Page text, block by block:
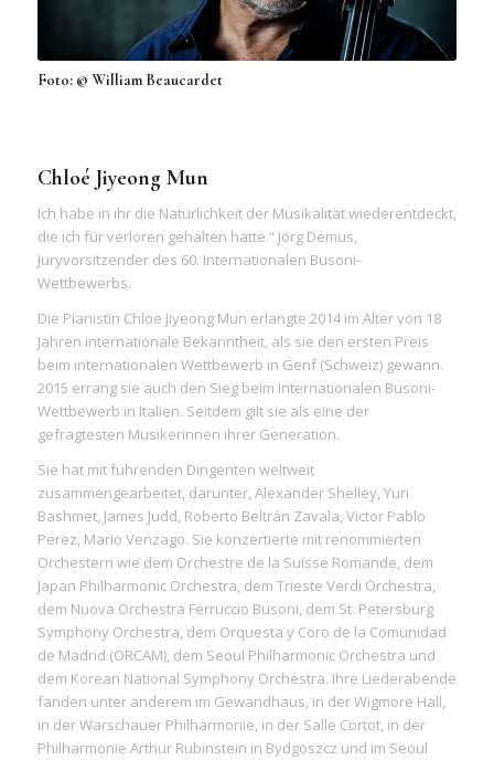
Foto: © William Beaucardet
Chloé Jiyeong Mun
Ich habe in ihr die Natürlichkeit der Musikalität wiederentdeckt,
die ich für verloren gehalten hatte.“ Jörg Demus,
Juryvorsitzender des 60. Internationalen Busoni-
Wettbewerbs.
Die Pianistin Chloe Jiyeong Mun erlangte 2014 im Alter von 18
Jahren internationale Bekanntheit, als sie den ersten Preis
beim internationalen Wettbewerb in Genf (Schweiz) gewann.
2015 errang sie auch den Sieg beim Internationalen Busoni-
Wettbewerb in Italien. Seitdem gilt sie als eine der
gefragtesten Musikerinnen ihrer Generation.
Sie hat mit führenden Dirigenten weltweit
zusammengearbeitet, darunter, Alexander Shelley, Yuri
Bashmet, James Judd, Roberto Beltrán Zavala, Victor Pablo
Perez, Mario Venzago. Sie konzertierte mit renommierten
Orchestern wie dem Orchestre de la Suisse Romande, dem
Japan Philharmonic Orchestra, dem Trieste Verdi Orchestra,
dem Nuova Orchestra Ferruccio Busoni, dem St. Petersburg
Symphony Orchestra, dem Orquesta y Coro de la Comunidad
de Madrid (ORCAM), dem Seoul Philharmonic Orchestra und
dem Korean National Symphony Orchestra. Ihre Liederabende
fanden unter anderem im Gewandhaus, in der Wigmore Hall,
in der Warschauer Philharmonie, in der Salle Cortot, in der
Philharmonie Arthur Rubinstein in Bydgoszcz und im Seoul